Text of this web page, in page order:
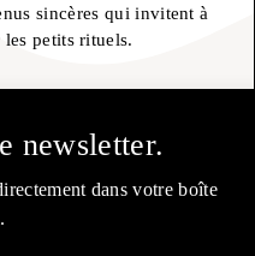
sincères qui invitent à
petits rituels.
newsletter.
dans votre boîte